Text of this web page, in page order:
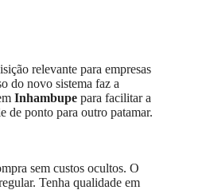
relevante para empresas
do novo sistema faz a
Inhambupe para facilitar a
de ponto para outro patamar.
sem custos ocultos. O
Tenha qualidade em